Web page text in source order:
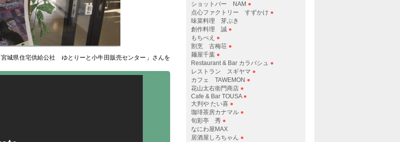
ショットバー NAM ●
点心ファクトリー すずかけ ●
味菜料理 芽ぶき
創作料理 誠 ●
もちべえ ●
割烹 古梅荘 ●
麺屋千葉 ●
Restaurant & Bar カラバシュ ●
レストラン スギヤマ ●
カフェ TAWEMON ●
花山太右衛門商店 ●
Cafe & Bar TOUSA ●
大判や たい喜 ●
珈琲茶房カナマル ●
旬彩亭 秀 ●
なにわ屋MAX
居酒屋しろちゃん ●